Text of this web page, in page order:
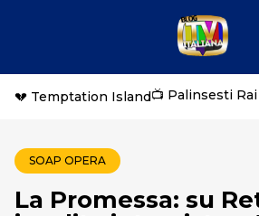
💔 Temptation Island📺 Palinsesti
SOAP OPERA
La Promessa: su